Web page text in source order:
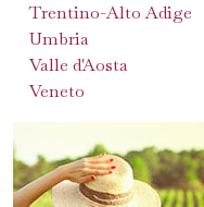
Trentino-Alto Adige
Umbria
Valle d'Aosta
Veneto